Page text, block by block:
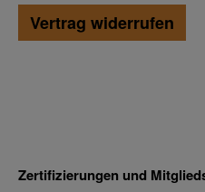
Vertrag widerrufen
Zertifizierungen und